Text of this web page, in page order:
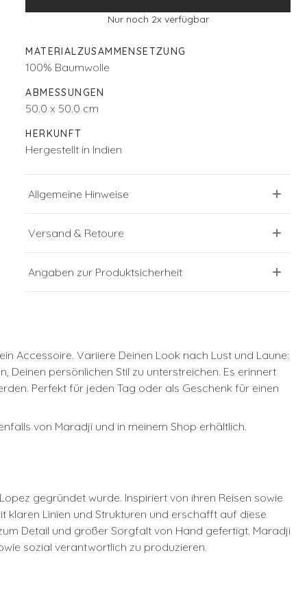
Nur noch 2x verfügbar
MATERIALZUSAMMENSETZUNG
100% Baumwolle
ABMESSUNGEN
50.0 x 50.0 cm
HERKUNFT
Hergestellt in Indien
Allgemeine Hinweise
Versand & Retoure
Angaben zur Produktsicherheit
Accessoire. Variiere Deinen Look nach Lust und Laune:
persönlichen Stil zu unterstreichen. Es erinnert
Perfekt für jeden Tag oder als Geschenk für einen
von Maradji und in meinem Shop erhältlich.
gegründet wurde. Inspiriert von ihren Reisen sowie
klaren Linien und Strukturen und erschafft auf diese
Detail und großer Sorgfalt von Hand gefertigt. Maradji
sozial verantwortlich zu produzieren.